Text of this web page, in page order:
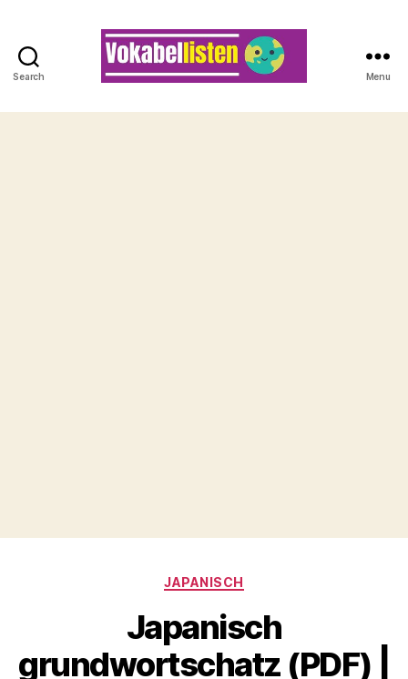
Search Menu
Categories
JAPANISCH
Japanisch
grundwortschatz (PDF) |